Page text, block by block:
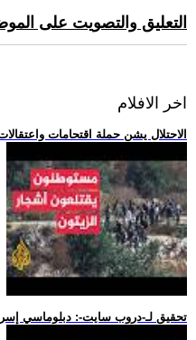
التعليق والتصويت على
اخر الافلام
.. الاحتلال يشن حملة اقتحامات
.. تحقيق لـ-دروب سايت-: دبلوماسي